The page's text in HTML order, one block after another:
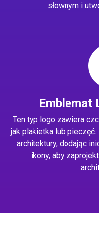
słownym i
Emblemat
Ten typ logo zawiera
jak plakietka lub
architektury, dodając
ikony, aby